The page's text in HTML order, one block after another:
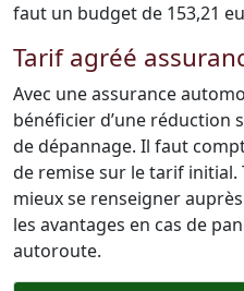
faut un budget de 153,21
Tarif agréé
Avec une assurance
bénéficier d’une réduction
de dépannage. Il faut
de remise sur le tarif initial.
mieux se renseigner
les avantages en cas de
autoroute.